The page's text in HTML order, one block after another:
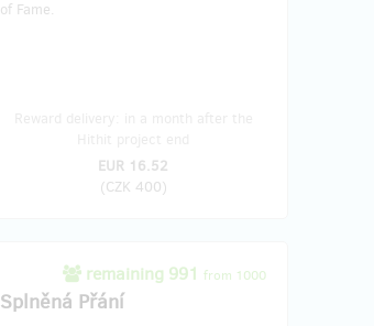
of Fame.
EUR 16.52
(CZK 400)
remaining 991 from 1000
Splněná Přání